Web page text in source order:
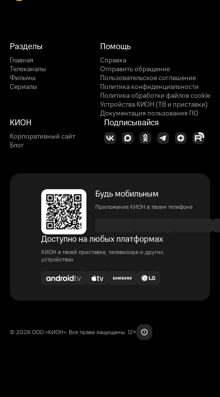
Разделы
Главная
Телеканалы
Фильмы
Сериалы
Помощь
Справка
Отправить обращение
Пользовательское соглашение
Политика конфиденциальности
Политика обработки файлов cookie
Устройства КИОН (ТВ и приставки)
Документация пользования ПО
КИОН
Корпоративный сайт
Блог
Подписывайся
Будь мобильным
Приложение КИОН в твоем телефоне
Доступно на любых платформах
КИОН в твоей приставке, телевизоре и других
устройствах
© 2026 ООО «КИОН». Все права защищены. 12+